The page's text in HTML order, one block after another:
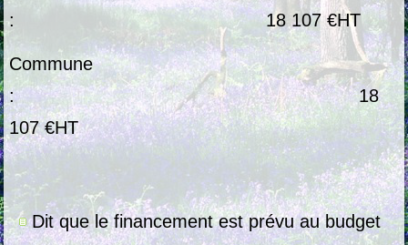
: 18 107 €HT
Commune
: 18
107 €HT
Dit que le financement est prévu au budget